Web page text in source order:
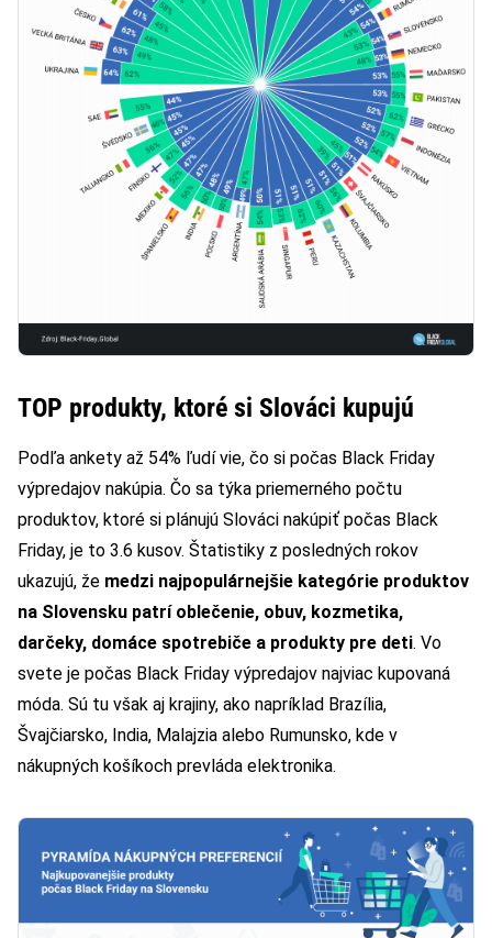
TOP produkty, ktoré si Slováci kupujú
Podľa ankety až 54% ľudí vie, čo si počas Black Friday
výpredajov nakúpia. Čo sa týka priemerného počtu
produktov, ktoré si plánujú Slováci nakúpiť počas Black
Friday, je to 3.6 kusov. Štatistiky z posledných rokov
ukazujú, že medzi najpopulárnejšie kategórie produktov
na Slovensku patrí oblečenie, obuv, kozmetika,
darčeky, domáce spotrebiče a produkty pre deti. Vo
svete je počas Black Friday výpredajov najviac kupovaná
móda. Sú tu však aj krajiny, ako napríklad Brazília,
Švajčiarsko, India, Malajzia alebo Rumunsko, kde v
nákupných košíkoch prevláda elektronika.